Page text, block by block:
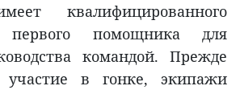
квалифицированного
помощника для
командой. Прежде
в гонке, экипажи